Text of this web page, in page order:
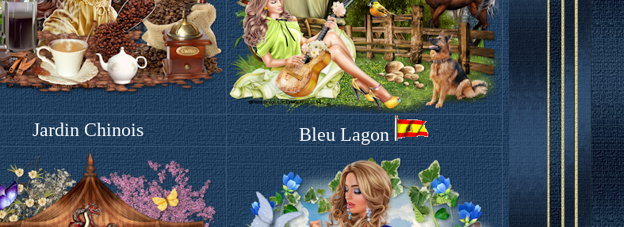
Jardin Chinois Bleu Lagon